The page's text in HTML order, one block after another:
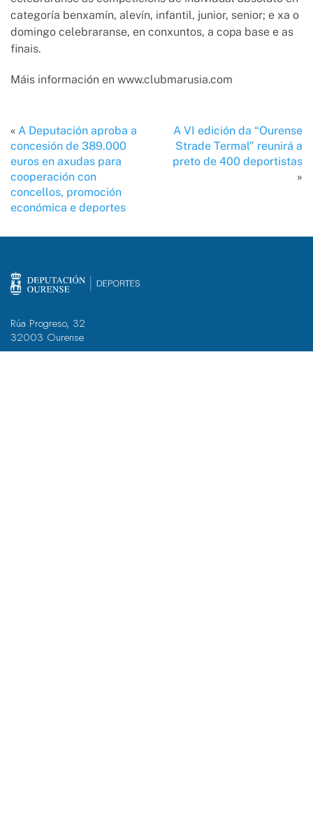
categoría benxamín, alevín, infantil, junior, senior; e xa o
domingo celebraranse, en conxuntos, a copa base e as
finais.
Máis información en www.clubmarusia.com
« A Deputación aproba a
concesión de 389.000
euros en axudas para
cooperación con
concellos, promoción
económica e deportes
A VI edición da “Ourense
Strade Termal” reunirá a
preto de 400 deportistas
»
Rúa Progreso, 32
32003 Ourense